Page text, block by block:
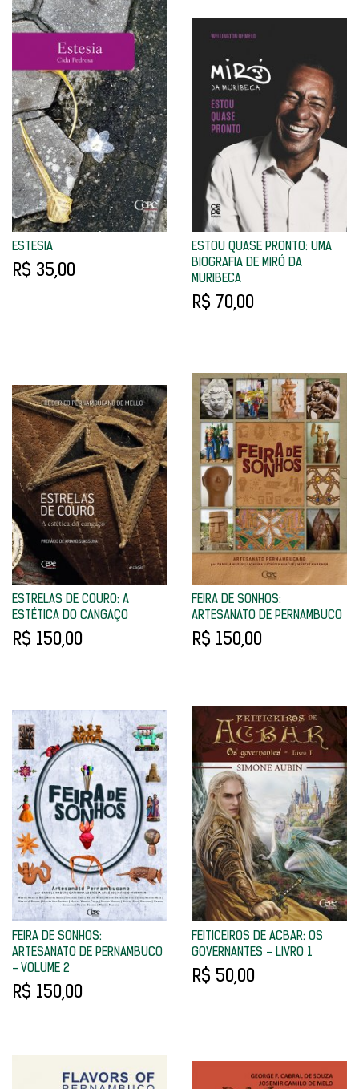
ESTESIA
R$ 35,00
ESTOU QUASE PRONTO: UMA
BIOGRAFIA DE MIRÓ DA
MURIBECA
R$ 70,00
ESTRELAS DE COURO: A
ESTÉTICA DO CANGAÇO
R$ 150,00
FEIRA DE SONHOS:
ARTESANATO DE PERNAMBUCO
R$ 150,00
FEIRA DE SONHOS:
ARTESANATO DE PERNAMBUCO
- VOLUME 2
R$ 150,00
FEITICEIROS DE ACBAR: OS
GOVERNANTES - LIVRO 1
R$ 50,00